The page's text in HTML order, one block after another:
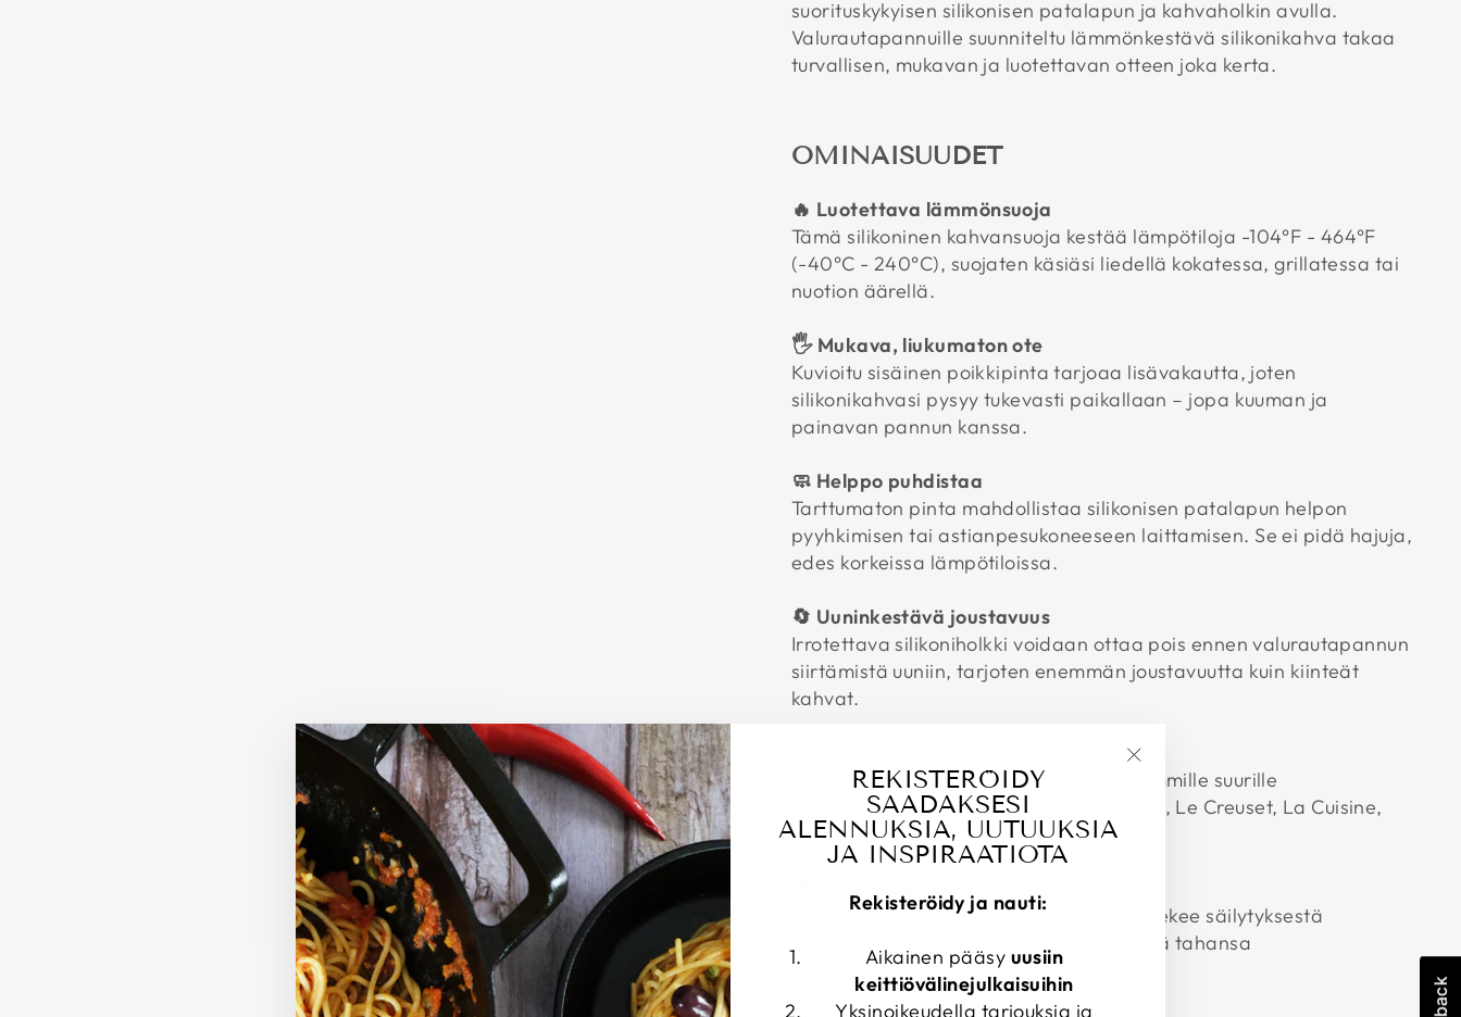
suorituskykyisen silikonisen patalapun ja kahvaholkin avulla.
Valurautapannuille suunniteltu lämmönkestävä silikonikahva takaa
turvallisen, mukavan ja luotettavan otteen joka kerta.
OMINAISUUDET
🔥 Luotettava lämmönsuoja
Tämä silikoninen kahvansuoja kestää lämpötiloja -104°F - 464°F
(-40°C - 240°C), suojaten käsiäsi liedellä kokatessa, grillatessa tai
nuotion äärellä.
🖐️ Mukava, liukumaton ote
Kuvioitu sisäinen poikkipinta tarjoaa lisävakautta, joten
silikonikahvasi pysyy tukevasti paikallaan – jopa kuuman ja
painavan pannun kanssa.
🧼 Helppo puhdistaa
Tarttumaton pinta mahdollistaa silikonisen patalapun helpon
pyyhkimisen tai astianpesukoneeseen laittamisen. Se ei pidä hajuja,
edes korkeissa lämpötiloissa.
🔄 Uuninkestävä joustavuus
Irrotettava silikoniholkki voidaan ottaa pois ennen valurautapannun
siirtämistä uuniin, tarjoten enemmän joustavuutta kuin kiinteät
kahvat.
Tämä silikoninen kahvansuoja sopii useimmille suurille
valurautamerkeille, mukaan lukien Lodge, Le Creuset, La Cuisine,
Cuisinart ja Wagner.
Sisältää integroidun ripustusreiän, joka tekee säilytyksestä
yksinkertaista ja helposti saatavilla missä tahansa
keittiöympäristössä.
REKISTERÖIDY
SAADAKSESI
ALENNUKSIA, UUTUUKSIA
JA INSPIRAATIOTA
Rekisteröidy ja nauti:
Aikainen pääsy uusiin
keittiövälinejulkaisuihin
Yksinoikeudella tarjouksia ja
"Sulje
(esc)"